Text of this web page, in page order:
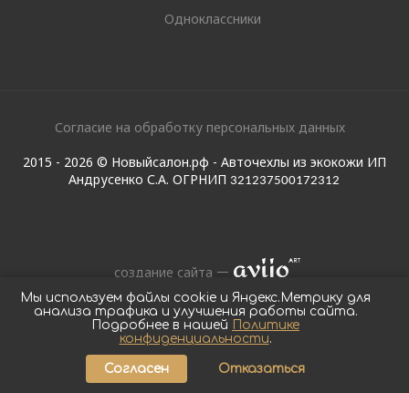
Одноклассники
Согласие на обработку персональных данных
2015 - 2026 © Новыйсалон.рф - Авточехлы из экокожи ИП
Андрусенко С.А. ОГРНИП 321237500172312
создание сайта
Мы используем файлы cookie и Яндекс.Метрику для
анализа трафика и улучшения работы сайта.
Подробнее в нашей
Политике
конфиденциальности.
Согласен Отказаться